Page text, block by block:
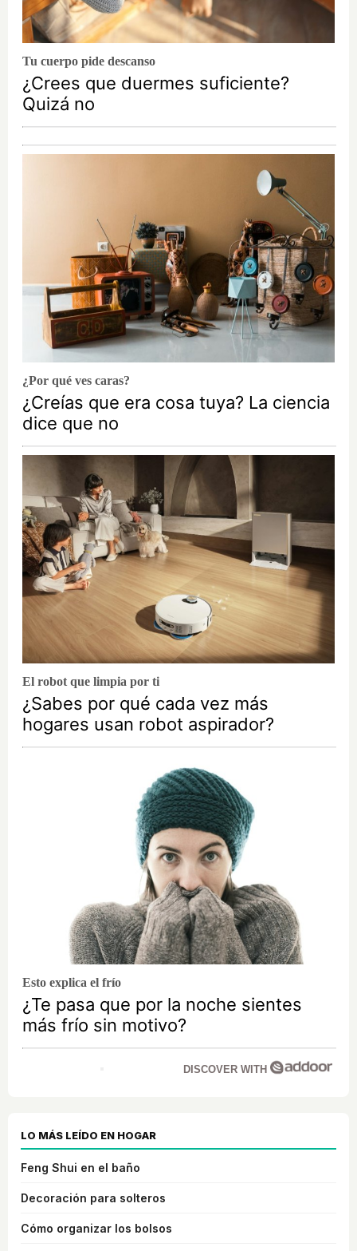
Tu cuerpo pide descanso
¿Crees que duermes suficiente?
Quizá no
¿Por qué ves caras?
¿Creías que era cosa tuya? La ciencia
dice que no
El robot que limpia por ti
¿Sabes por qué cada vez más
hogares usan robot aspirador?
Esto explica el frío
¿Te pasa que por la noche sientes
más frío sin motivo?
DISCOVER WITH
LO MÁS LEÍDO EN HOGAR
Feng Shui en el baño
Decoración para solteros
Cómo organizar los bolsos